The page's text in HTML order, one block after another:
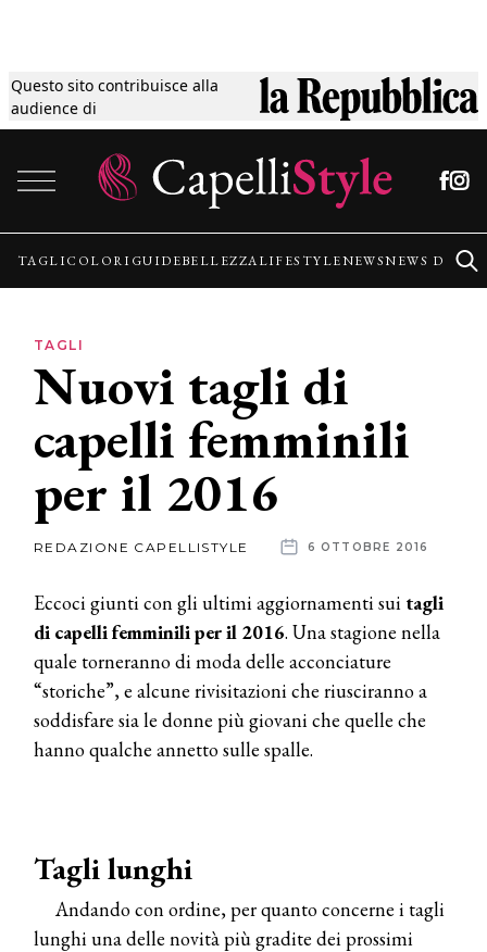
Questo sito contribuisce alla
audience di
Tagli
Colori
Guide
Lifestyle
News
News
aziende
TAGLICOLORI GUIDEBELLEZZALIFESTYLENEWSNEWS
TAGLI
Nuovi tagli di
capelli femminili
per il 2016
REDAZIONE CAPELLISTYLE 6 OTTOBRE 2016
Eccoci giunti con gli ultimi aggiornamenti sui tagli
di capelli femminili per il 2016. Una stagione nella
quale torneranno di moda delle acconciature
“storiche”, e alcune rivisitazioni che riusciranno a
soddisfare sia le donne più giovani che quelle che
hanno qualche annetto sulle spalle.
Tagli lunghi
Andando con ordine, per quanto concerne i tagli
lunghi una delle novità più gradite dei prossimi